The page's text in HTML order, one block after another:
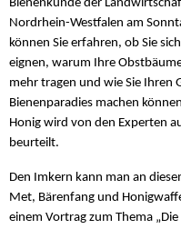
Bienenkunde der
Nordrhein-Westfalen am
können Sie erfahren, ob Sie
eignen, warum Ihre
mehr tragen und wie Sie Ihren
Bienenparadies machen
Honig wird von den Experten
beurteilt.
Den Imkern kann man an
Met, Bärenfang und
einem Vortrag zum Thema